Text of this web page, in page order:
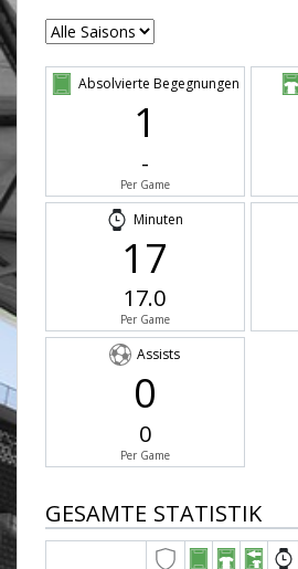
Absolvierte Begegnungen
1
-
Per Game
Minuten
17
17.0
Per Game
Assists
0
0
Per Game
GESAMTE STATISTIK